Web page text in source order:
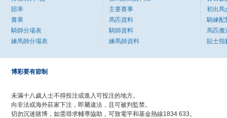
賠率
賽果
騎師分場表
練馬師分場表
主要賽事
馬匹資料
騎師資料
練馬師資料
初出馬
騎練配
馬匹搬
貼士指
博彩要有節制
未滿十八歲人士不得投注或進入可投注的地方。
向非法或海外莊家下注，即屬違法，且可被判監禁。
切勿沉迷賭博，如需尋求輔導協助，可致電平和基金熱線1834 633。